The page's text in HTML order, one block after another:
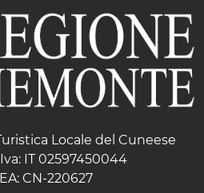
Locale del Cuneese
IT 02597450044
CN-220627